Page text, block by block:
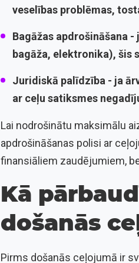
veselības problēmas,
Bagāžas apdrošināšana -
bagāža, elektronika), šis
Juridiskā palīdzība - ja
ar ceļu satiksmes
Lai nodrošinātu maksimālu
apdrošināšanas polisi ar
finansiāliem zaudējumiem,
Kā
došanās
Pirms došanās ceļojumā ir